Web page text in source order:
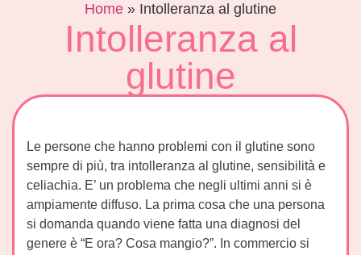
Home » Intolleranza al glutine
Intolleranza al
glutine
Le persone che hanno problemi con il glutine sono
sempre di più, tra intolleranza al glutine, sensibilità e
celiachia. E’ un problema che negli ultimi anni si è
ampiamente diffuso. La prima cosa che una persona
si domanda quando viene fatta una diagnosi del
genere è “E ora? Cosa mangio?”. In commercio si